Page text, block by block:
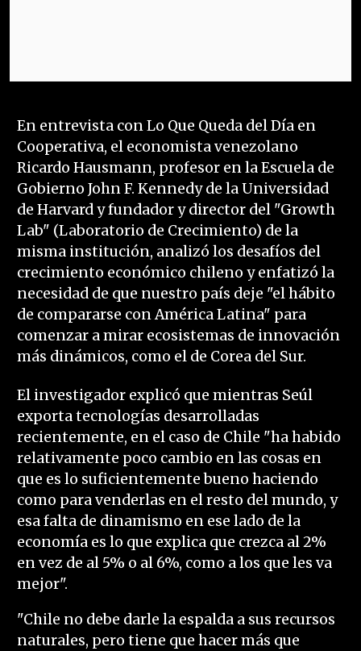
En entrevista con Lo Que Queda del Día en
Cooperativa, el economista venezolano
Ricardo Hausmann, profesor en la Escuela de
Gobierno John F. Kennedy de la Universidad
de Harvard y fundador y director del "Growth
Lab" (Laboratorio de Crecimiento) de la
misma institución, analizó los desafíos del
crecimiento económico chileno y enfatizó la
necesidad de que nuestro país deje "el hábito
de compararse con América Latina" para
comenzar a mirar ecosistemas de innovación
más dinámicos, como el de Corea del Sur.
El investigador explicó que mientras Seúl
exporta tecnologías desarrolladas
recientemente, en el caso de Chile "ha habido
relativamente poco cambio en las cosas en
que es lo suficientemente bueno haciendo
como para venderlas en el resto del mundo, y
esa falta de dinamismo en ese lado de la
economía es lo que explica que crezca al 2%
en vez de al 5% o al 6%, como a los que les va
mejor".
"Chile no debe darle la espalda a sus recursos
naturales, pero tiene que hacer más que